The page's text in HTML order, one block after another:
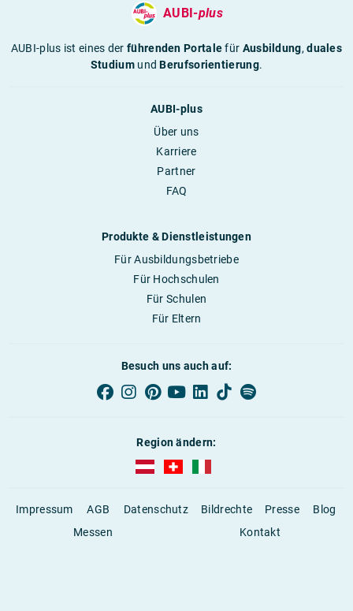
AUBI-plus
AUBI-plus ist eines derführenden Portalefür Ausbildung,duales
StudiumundBerufsorientierung.
AUBI-plus
Über uns
Karriere
Partner
FAQ
Produkte & Dienstleistungen
Für Ausbildungsbetriebe
Für Hochschulen
Für Schulen
Für Eltern
Besuch uns auch auf:
Region ändern:
AUBI-plus Österreich (deutsch)
Impressum AGB Datenschutz Bildrechte Presse
Blog
Messen
Kontakt